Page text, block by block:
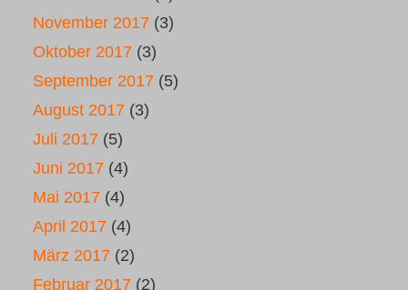
November 2017 (3)
Oktober 2017 (3)
September 2017 (5)
August 2017 (3)
Juli 2017 (5)
Juni 2017 (4)
Mai 2017 (4)
April 2017 (4)
März 2017 (2)
Februar 2017 (2)